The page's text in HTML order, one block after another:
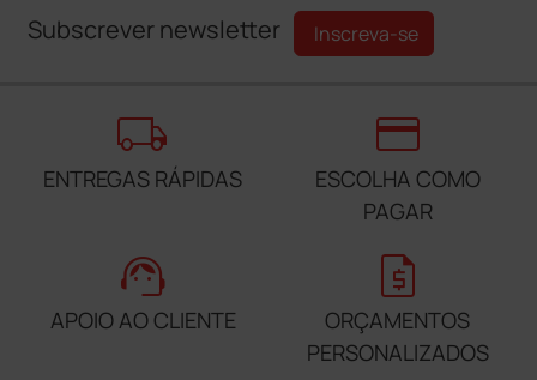
Subscrever newsletter Inscreva-se
local_shipping
ENTREGAS RÁPIDAS
credit_card
ESCOLHA COMO
PAGAR
support_agent
APOIO AO CLIENTE
request_quote
ORÇAMENTOS
PERSONALIZADOS